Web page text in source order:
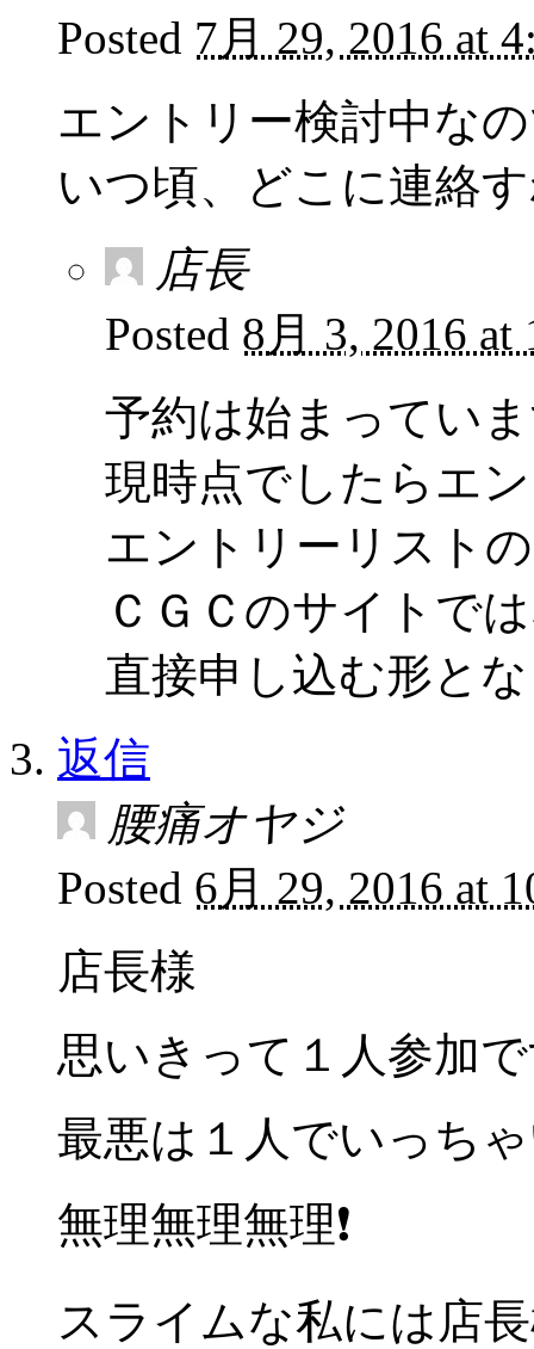
Posted 7月 29, 2016 at
エントリー検討中な
いつ頃、どこに連絡
店長
Posted 8月 3, 2016 at
予約は始まってい
現時点でしたらエ
エントリーリスト
ＣＧＣのサイトで
直接申し込む形と
返信
腰痛オヤジ
Posted 6月 29, 2016 at
店長様
思いきって１人参加
最悪は１人でいっち
無理無理無理❗
スライムな私には店